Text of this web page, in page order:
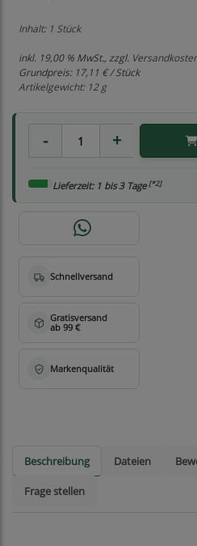
Inhalt: 1 Stück
inkl. 19,00 % MwSt., zzgl.
Grundpreis: 17,11 € / Stück
Artikelgewicht: 12 g
Lieferzeit: 1 bis 3 Tage[*2]
Beschreibung Dateien
Frage stellen